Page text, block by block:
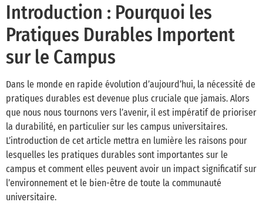
Introduction : Pourquoi les
Pratiques Durables Importent
sur le Campus
Dans le monde en rapide évolution d’aujourd’hui, la nécessité de
pratiques durables est devenue plus cruciale que jamais. Alors
que nous nous tournons vers l’avenir, il est impératif de prioriser
la durabilité, en particulier sur les campus universitaires.
L’introduction de cet article mettra en lumière les raisons pour
lesquelles les pratiques durables sont importantes sur le
campus et comment elles peuvent avoir un impact significatif sur
l’environnement et le bien-être de toute la communauté
universitaire.